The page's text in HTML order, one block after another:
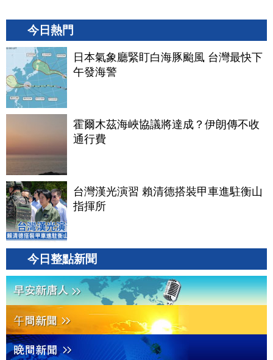
今日熱門
日本氣象廳緊盯白海豚颱風 台灣最快下
午發海警
霍爾木茲海峽協議將達成？伊朗傳不收
通行費
台灣漢光演習 賴清德搭裝甲車進駐衡山
指揮所
今日整點新聞